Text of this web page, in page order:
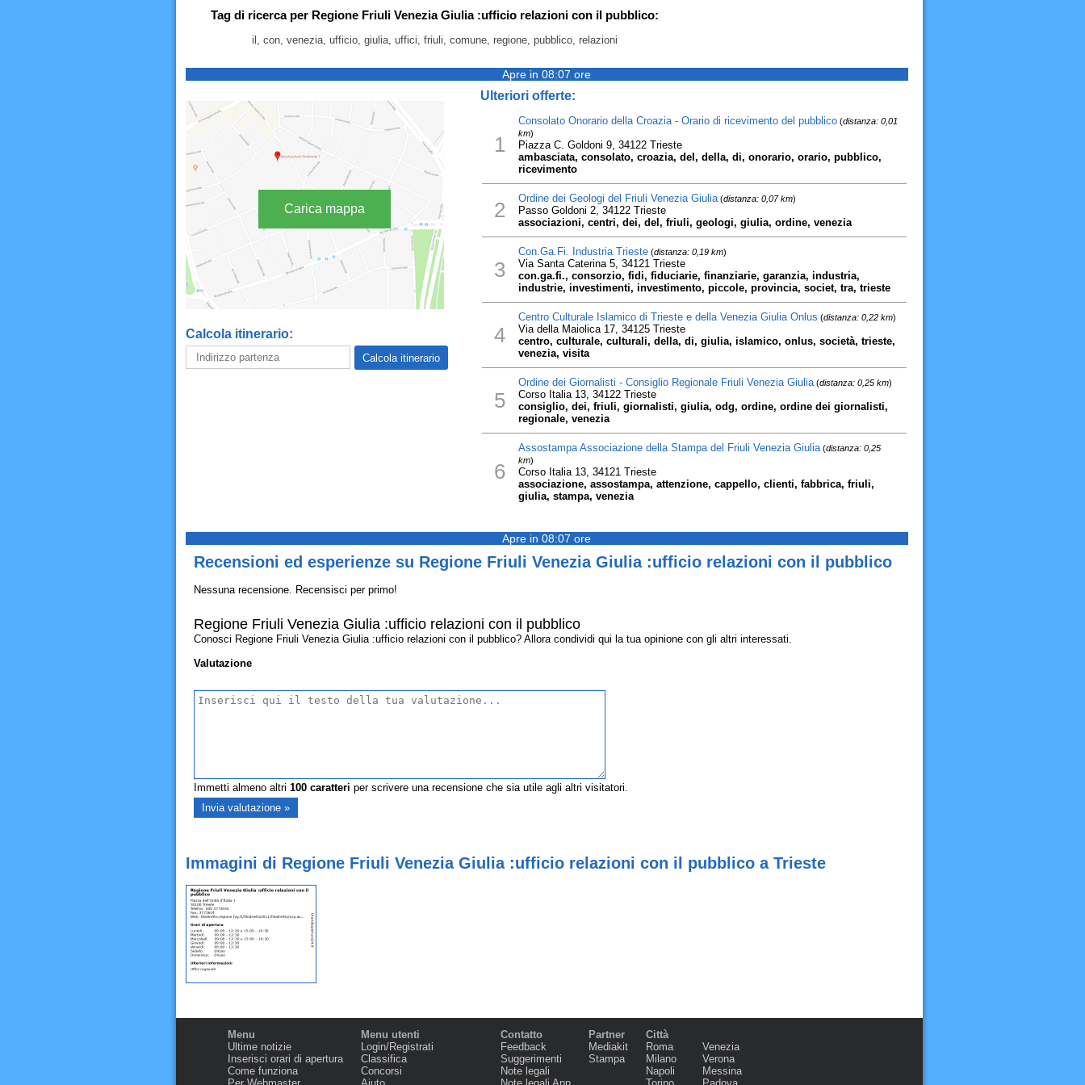
Tag di ricerca per Regione Friuli Venezia Giulia :ufficio relazioni con il pubblico:
il, con, venezia, ufficio, giulia, uffici, friuli, comune, regione, pubblico, relazioni
Apre in 08:07 ore
Carica mappa
Calcola itinerario:
Ulteriori offerte:
1
Consolato Onorario della Croazia - Orario di ricevimento del pubblico(distanza: 0,01
km)
Piazza C. Goldoni 9, 34122 Trieste
ambasciata, consolato, croazia, del, della, di, onorario, orario, pubblico,
ricevimento
2 Ordine dei Geologi del Friuli Venezia Giulia(distanza: 0,07 km)
Passo Goldoni 2, 34122 Trieste
associazioni, centri, dei, del, friuli, geologi, giulia, ordine, venezia
3
Con.Ga.Fi. Industria Trieste(distanza: 0,19 km)
Via Santa Caterina 5, 34121 Trieste
con.ga.fi., consorzio, fidi, fiduciarie, finanziarie, garanzia, industria,
industrie, investimenti, investimento, piccole, provincia, societ, tra, trieste
4
Centro Culturale Islamico di Trieste e della Venezia Giulia Onlus (distanza: 0,22 km)
Via della Maiolica 17, 34125 Trieste
centro, culturale, culturali, della, di, giulia, islamico, onlus, società, trieste,
venezia, visita
5
Ordine dei Giornalisti - Consiglio Regionale Friuli Venezia Giulia(distanza: 0,25 km)
Corso Italia 13, 34122 Trieste
consiglio, dei, friuli, giornalisti, giulia, odg, ordine, ordine dei giornalisti,
regionale, venezia
6
Assostampa Associazione della Stampa del Friuli Venezia Giulia(distanza: 0,25
km)
Corso Italia 13, 34121 Trieste
associazione, assostampa, attenzione, cappello, clienti, fabbrica, friuli,
giulia, stampa, venezia
Apre in 08:07 ore
Recensioni ed esperienze su Regione Friuli Venezia Giulia :ufficio relazioni con il pubblico
Nessuna recensione. Recensisci per primo!
Regione Friuli Venezia Giulia :ufficio relazioni con il pubblico
Conosci Regione Friuli Venezia Giulia :ufficio relazioni con il pubblico? Allora condividi qui la tua opinione con gli altri interessati.
Valutazione
Immetti almeno altri 100caratteri per scrivere una recensione che sia utile agli altri visitatori.
Immagini di Regione Friuli Venezia Giulia :ufficio relazioni con il pubblico a Trieste
Menu
Ultime notizie
Inserisci orari di apertura
Come funziona
Menu utenti
Login/Registrati
Classifica
Concorsi
Contatto
Feedback
Suggerimenti
Note legali
Partner
Mediakit
Stampa
Città
Roma
Milano
Napoli
Venezia
Verona
Messina